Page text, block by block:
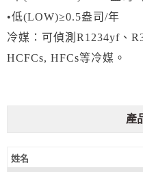
•低(LOW)≥0.5盎司/年
冷媒：可偵測R1234yf、
HCFCs, HFCs等冷媒。
產
姓名